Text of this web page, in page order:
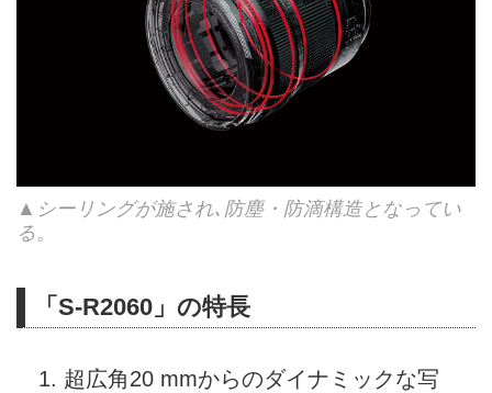
▲シーリングが施され､防塵・防滴構造となってい
る。
「S-R2060」の特長
1. 超広角20 mmからのダイナミックな写